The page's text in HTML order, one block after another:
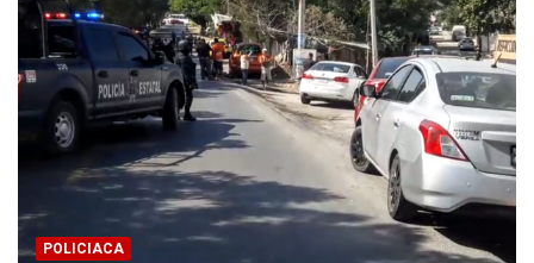
POLICIACA